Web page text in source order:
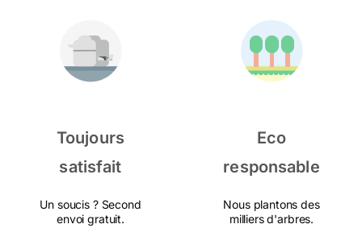
Toujours
satisfait
Un soucis ? Second
envoi gratuit.
Eco
responsable
Nous plantons des
milliers d'arbres.